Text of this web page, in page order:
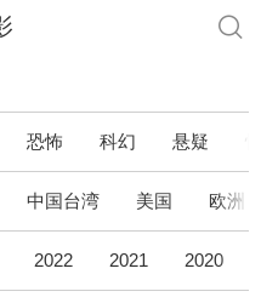
恐怖 科幻 悬疑
中国台湾 美国 欧洲
2022 2021 2020